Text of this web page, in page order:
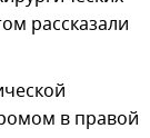
рассказали
в правой